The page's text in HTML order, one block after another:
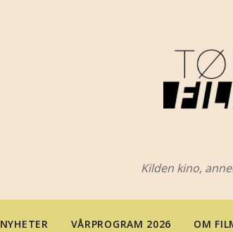
Kilden kino,
NYHETER VÅRPROGRAM 2026 OM